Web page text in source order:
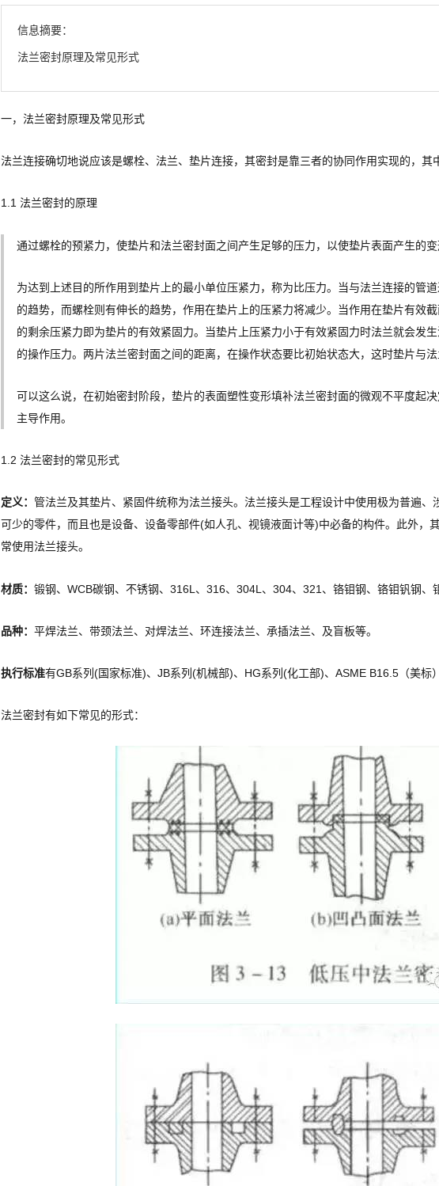
信息摘要：
法兰密封原理及常见形式
一，法兰密封原理及常见形式
法兰连接确切地说应该是螺栓、法兰、垫片连接，其密封是靠三者的协同作用实现的，其
1.1 法兰密封的原理
通过螺栓的预紧力，使垫片和法兰密封面之间产生足够的压力，以使垫片表面产生的
为达到上述目的所作用到垫片上的最小单位压紧力，称为比压力。当与法兰连接的管
的趋势，而螺栓则有伸长的趋势，作用在垫片上的压紧力将减少。当作用在垫片有效
的剩余压紧力即为垫片的有效紧固力。当垫片上压紧力小于有效紧固力时法兰就会发
的操作压力。两片法兰密封面之间的距离，在操作状态要比初始状态大，这时垫片与
可以这么说，在初始密封阶段，垫片的表面塑性变形填补法兰密封面的微观不平度起
主导作用。
1.2 法兰密封的常见形式
定义： 管法兰及其垫片、紧固件统称为法兰接头。法兰接头是工程设计中使用极为普遍
可少的零件，而且也是设备、设备零部件(如人孔、视镜液面计等)中必备的构件。此外，
常使用法兰接头。
材质： 锻钢、WCB碳钢、不锈钢、316L、316、304L、304、321、铬钼钢、铬钼钒钢、
品种： 平焊法兰、带颈法兰、对焊法兰、环连接法兰、承插法兰、及盲板等。
执行标准有GB系列(国家标准)、JB系列(机械部)、HG系列(化工部)、ASME B16.5（美
法兰密封有如下常见的形式：